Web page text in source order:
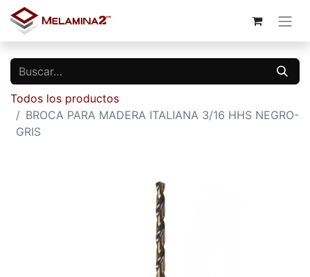
Todos los productos
BROCA PARA MADERA ITALIANA 3/16 HHS NEGRO-
GRIS